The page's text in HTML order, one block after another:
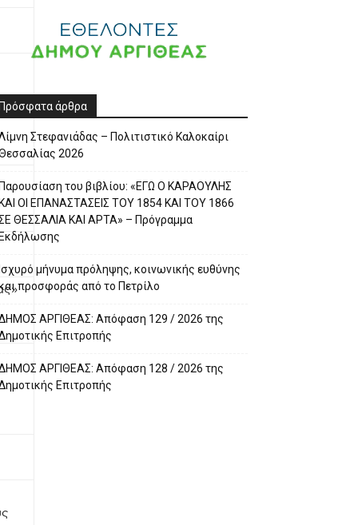
άρθρα
Στεφανιάδας – Πολιτιστικό Καλοκαίρι
2026
του βιβλίου: «ΕΓΩ Ο ΚΑΡΑΟΥΛΗΣ
ΟΙ ΕΠΑΝΑΣΤΑΣΕΙΣ ΤΟΥ 1854 ΚΑΙ ΤΟΥ 1866
ΘΕΣΣΑΛΙΑ ΚΑΙ ΑΡΤΑ» – Πρόγραμμα
μήνυμα πρόληψης, κοινωνικής ευθύνης
προσφοράς από το Πετρίλο
ΑΡΓΙΘΕΑΣ: Απόφαση 129 / 2026 της
Επιτροπής
ΑΡΓΙΘΕΑΣ: Απόφαση 128 / 2026 της
Επιτροπής